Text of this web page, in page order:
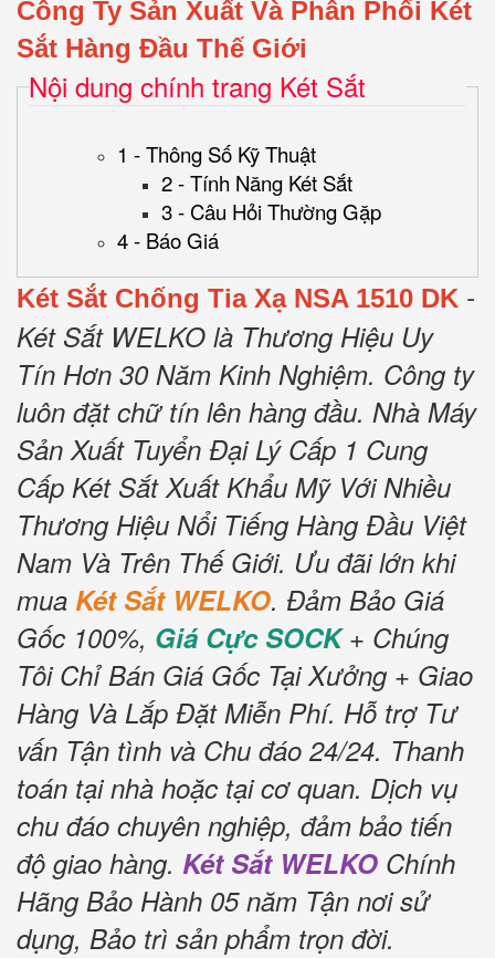
Công Ty Sản Xuất Và Phân Phối Két
Sắt Hàng Đầu Thế Giới
Nội dung chính trang Két Sắt
1 - Thông Số Kỹ Thuật
2 - Tính Năng Két Sắt
3 - Câu Hỏi Thường Gặp
4 - Báo Giá
Két Sắt Chống Tia Xạ NSA 1510 DK -
Két Sắt WELKO là Thương Hiệu Uy
Tín Hơn 30 Năm Kinh Nghiệm. Công ty
luôn đặt chữ tín lên hàng đầu. Nhà Máy
Sản Xuất Tuyển Đại Lý Cấp 1 Cung
Cấp Két Sắt Xuất Khẩu Mỹ Với Nhiều
Thương Hiệu Nổi Tiếng Hàng Đầu Việt
Nam Và Trên Thế Giới. Ưu đãi lớn khi
mua Két Sắt WELKO. Đảm Bảo Giá
Gốc 100%, Giá Cực SOCK+ Chúng
Tôi Chỉ Bán Giá Gốc Tại Xưởng + Giao
Hàng Và Lắp Đặt Miễn Phí. Hỗ trợ Tư
vấn Tận tình và Chu đáo 24/24. Thanh
toán tại nhà hoặc tại cơ quan. Dịch vụ
chu đáo chuyên nghiệp, đảm bảo tiến
độ giao hàng. Két Sắt WELKO Chính
Hãng Bảo Hành 05 năm Tận nơi sử
dụng, Bảo trì sản phẩm trọn đời.